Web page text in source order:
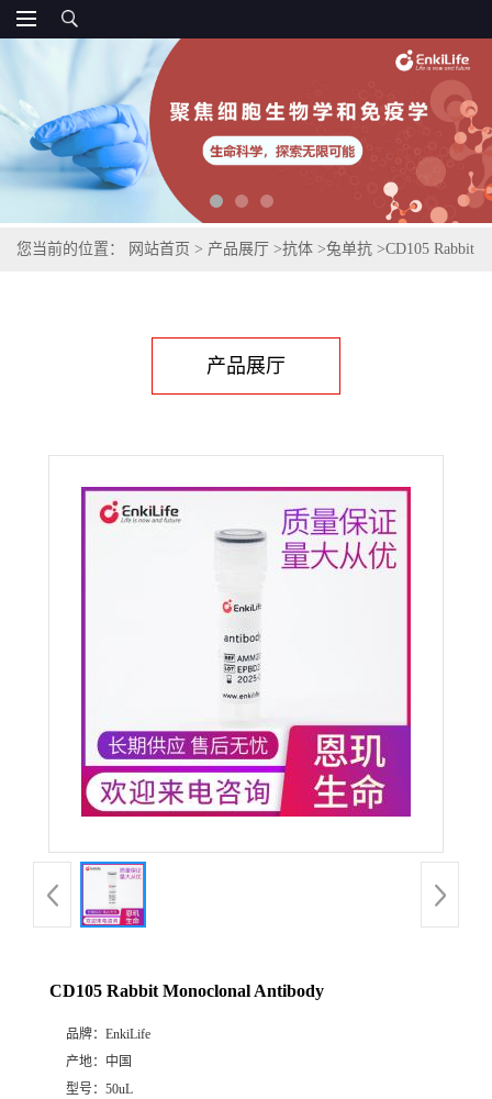
您当前的位置： 网站首页 > 产品展厅 >抗体 >兔单抗 >CD105 Rabbit
产品展厅
CD105 Rabbit Monoclonal Antibody
品牌： EnkiLife
产地： 中国
型号： 50uL